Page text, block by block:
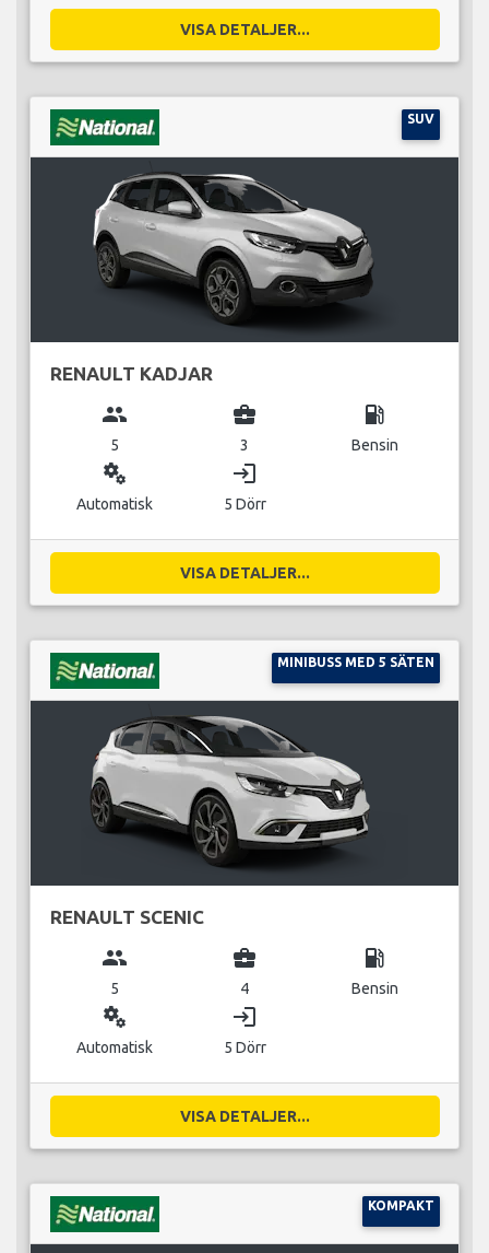
VISA DETALJER...
SUV
RENAULT KADJAR
group
5
business_center
3
local_gas_station
Bensin
miscellaneous_services
Automatisk
login
5 Dörr
VISA DETALJER...
MINIBUSS MED 5 SÄTEN
RENAULT SCENIC
group
5
business_center
4
local_gas_station
Bensin
miscellaneous_services
Automatisk
login
5 Dörr
VISA DETALJER...
KOMPAKT